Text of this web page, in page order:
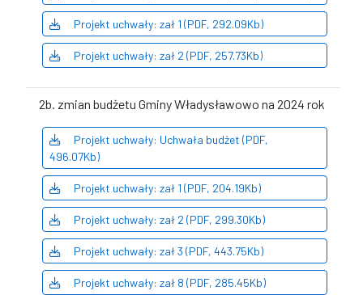
Projekt uchwały: zał 1 (PDF, 292.09Kb)
Projekt uchwały: zał 2 (PDF, 257.73Kb)
2b. zmian budżetu Gminy Władysławowo na 2024 rok
Projekt uchwały: Uchwała budżet (PDF,
496.07Kb)
Projekt uchwały: zał 1 (PDF, 204.19Kb)
Projekt uchwały: zał 2 (PDF, 299.30Kb)
Projekt uchwały: zał 3 (PDF, 443.75Kb)
Projekt uchwały: zał 8 (PDF, 285.45Kb)